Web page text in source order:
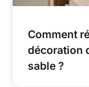
Comment
décoration
sable ?